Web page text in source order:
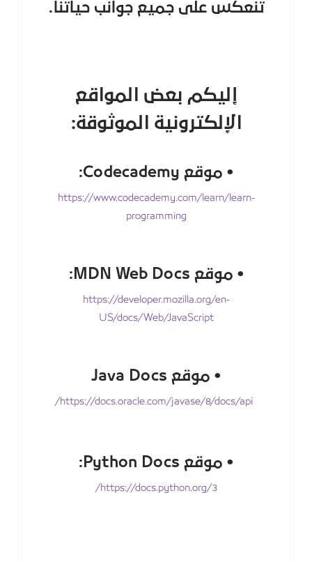
تُنعكس على جميع جوانب حياتنا.
إليكم بعض المواقع
الإلكترونية الموثوقة:
• موقع Codecademy:
https://www.codecademy.com/learn/learn-
programming
• موقع MDN Web Docs:
https://developer.mozilla.org/en-
US/docs/Web/JavaScript
• موقع Java Docs
https://docs.oracle.com/javase/8/docs/api/
• موقع Python Docs:
https://docs.python.org/3/